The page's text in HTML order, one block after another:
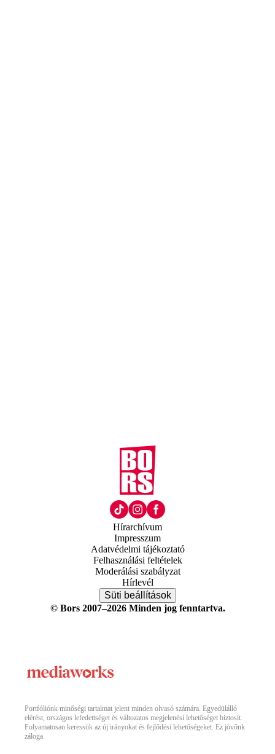
Hírarchívum
Impresszum
Adatvédelmi tájékoztató
Felhasználási feltételek
Moderálási szabályzat
Hírlevél
Süti beállítások
© Bors 2007–2026 Minden jog fenntartva.
Portfóliónk minőségi tartalmat jelent minden olvasó számára. Egyedülálló
elérést, országos lefedettséget és változatos megjelenési lehetőséget biztosít.
Folyamatosan keressük az új irányokat és fejlődési lehetőségeket. Ez jövőnk
záloga.